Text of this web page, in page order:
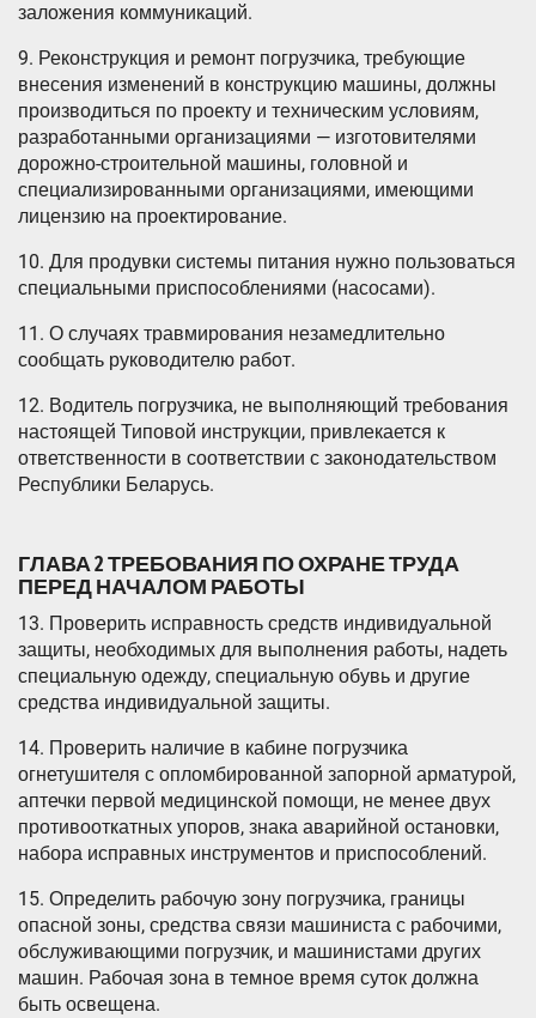
заложения коммуникаций.
9. Реконструкция и ремонт погрузчика, требующие
внесения изменений в конструкцию машины, должны
производиться по проекту и техническим условиям,
разработанными организациями — изготовителями
дорожно-строительной машины, головной и
специализированными организациями, имеющими
лицензию на проектирование.
10. Для продувки системы питания нужно пользоваться
специальными приспособлениями (насосами).
11. О случаях травмирования незамедлительно
сообщать руководителю работ.
12. Водитель погрузчика, не выполняющий требования
настоящей Типовой инструкции, привлекается к
ответственности в соответствии с законодательством
Республики Беларусь.
ГЛАВА 2 ТРЕБОВАНИЯ ПО ОХРАНЕ ТРУДА
ПЕРЕД НАЧАЛОМ РАБОТЫ
13. Проверить исправность средств индивидуальной
защиты, необходимых для выполнения работы, надеть
специальную одежду, специальную обувь и другие
средства индивидуальной защиты.
14. Проверить наличие в кабине погрузчика
огнетушителя с опломбированной запорной арматурой,
аптечки первой медицинской помощи, не менее двух
противооткатных упоров, знака аварийной остановки,
набора исправных инструментов и приспособлений.
15. Определить рабочую зону погрузчика, границы
опасной зоны, средства связи машиниста с рабочими,
обслуживающими погрузчик, и машинистами других
машин. Рабочая зона в темное время суток должна
быть освещена.